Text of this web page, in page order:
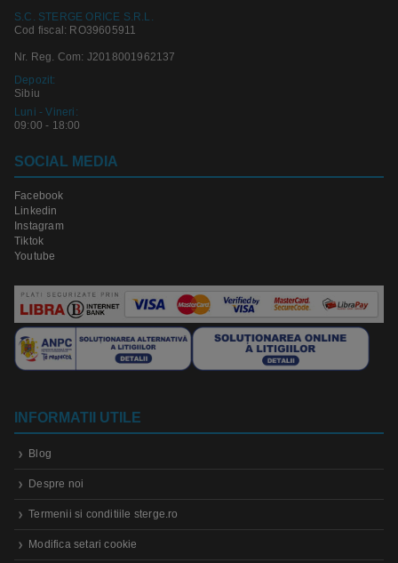
S.C. STERGE ORICE S.R.L.
Cod fiscal: RO39605911
Nr. Reg. Com: J2018001962137
Depozit:
Sibiu
Luni - Vineri:
09:00 - 18:00
SOCIAL MEDIA
Facebook
Linkedin
Instagram
Tiktok
Youtube
INFORMATII UTILE
Blog
Despre noi
Termenii si conditiile sterge.ro
Modifica setari cookie